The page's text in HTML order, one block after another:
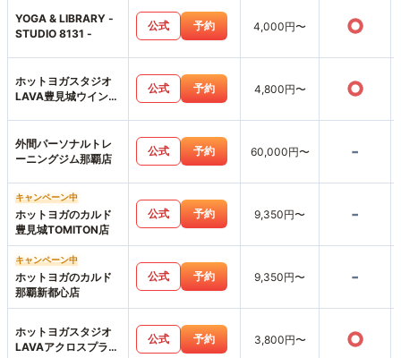
YOGA & LIBRARY -
STUDIO 8131 -
公式 予約 4,000円〜 ○
ホットヨガスタジオ
LAVA豊見城ウイング
公式 予約 4,800円〜 ○
外間パーソナルトレ
ーニングジム那覇店
公式 予約 60,000円〜 -
キャンペーン中
ホットヨガのカルド
豊見城TOMITON店
公式 予約 9,350円〜 -
キャンペーン中
ホットヨガのカルド
那覇新都心店
公式 予約 9,350円〜 -
ホットヨガスタジオ
LAVAアクロスプラザ
公式 予約 3,800円〜 ○